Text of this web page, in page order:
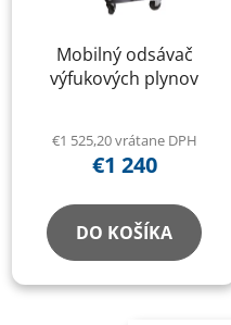
Mobilný odsávač
výfukových plynov
€1 525,20 vrátane DPH
€1 240
DO KOŠÍKA